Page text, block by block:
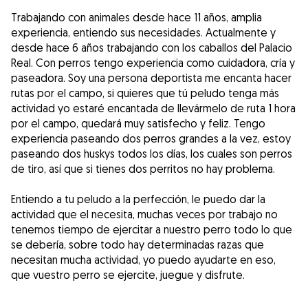
Trabajando con animales desde hace 11 años, amplia
experiencia, entiendo sus necesidades. Actualmente y
desde hace 6 años trabajando con los caballos del Palacio
Real. Con perros tengo experiencia como cuidadora, cría y
paseadora. Soy una persona deportista me encanta hacer
rutas por el campo, si quieres que tú peludo tenga más
actividad yo estaré encantada de llevármelo de ruta 1 hora
por el campo, quedará muy satisfecho y feliz. Tengo
experiencia paseando dos perros grandes a la vez, estoy
paseando dos huskys todos los días, los cuales son perros
de tiro, así que si tienes dos perritos no hay problema.
Entiendo a tu peludo a la perfección, le puedo dar la
actividad que el necesita, muchas veces por trabajo no
tenemos tiempo de ejercitar a nuestro perro todo lo que
se debería, sobre todo hay determinadas razas que
necesitan mucha actividad, yo puedo ayudarte en eso,
que vuestro perro se ejercite, juegue y disfrute.